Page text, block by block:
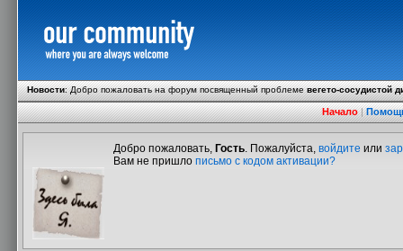
Новости:Добро пожаловать на форум посвященный проблемевегето-сосудистой
Начало|
Добро пожаловать, Гость. Пожалуйста, войдите или
Вам не пришло письмо с кодом активации?